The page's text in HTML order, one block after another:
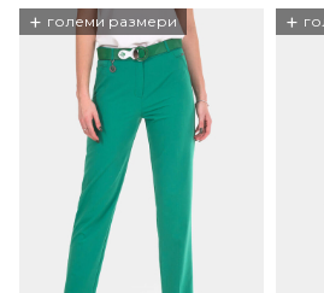
+ големи размери +